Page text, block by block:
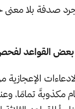
صدفة بلا
القواعد
مكذوبةً